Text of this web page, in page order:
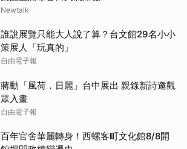
Newtalk
誰說展覽只能大人說了算？台文館29名小小
策展人「玩真的」
自由電子報
蔣勳「風荷．日麗」台中展出 親錄新詩邀觀
眾入畫
自由電子報
百年官舍華麗轉身！西螺客町文化館8/8開